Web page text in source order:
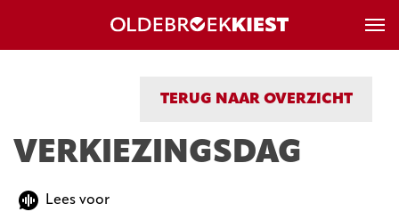
VERKIEZINGSDAG
Lees voor
TERUG NAAR OVERZICHT